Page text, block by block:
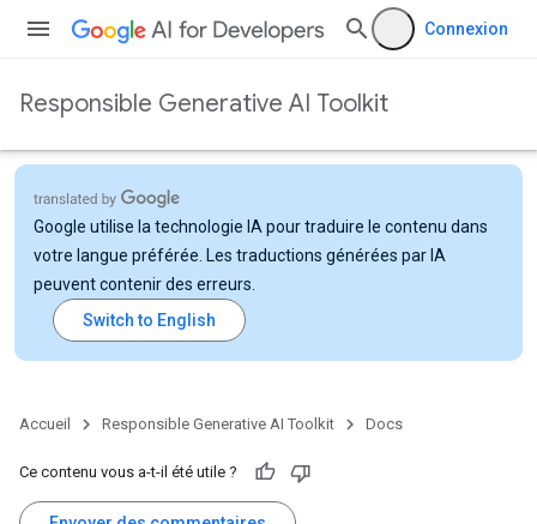
Connexion
Responsible Generative AI Toolkit
Google utilise la technologie IA pour traduire le contenu dans
votre langue préférée. Les traductions générées par IA
peuvent contenir des erreurs.
Accueil Responsible Generative AI Toolkit Docs
Ce contenu vous a-t-il été utile ?